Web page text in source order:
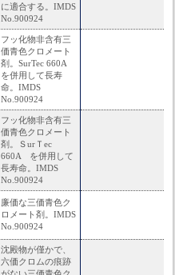
に適合する。IMDS
No.900924
フッ化物非含有三
価青色クロメート
剤。SurTec 660A
を併用して長寿
命。IMDS
No.900924
フッ化物非含有三
価青色クロメート
剤。ＳurＴec
660A を併用して
長寿命。IMDS
No.900924
廉価な三価青色ク
ロメート剤。IMDS
No.900924
沈殿物が僅かで、
六価クロムの痕跡